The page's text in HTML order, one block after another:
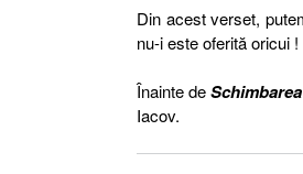
Din acest verset,
nu-i este oferită oricui !
Înainte de
Iacov.